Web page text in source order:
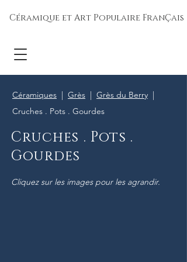
Céramique et Art Populaire FranÇais
Céramiques | Grès | Grès du Berry |
Cruches . Pots . Gourdes
Cruches . Pots .
Gourdes
Cliquez sur les images pour les agrandir.